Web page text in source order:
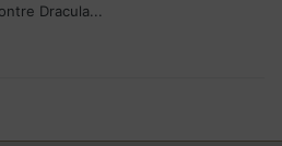
Dracula...